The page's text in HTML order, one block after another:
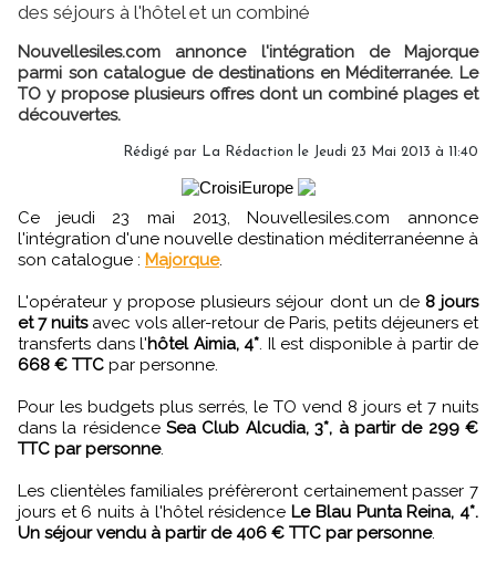
des séjours à l'hôtel et un combiné
Nouvellesiles.com annonce l'intégration de Majorque
parmi son catalogue de destinations en Méditerranée. Le
TO y propose plusieurs offres dont un combiné plages et
découvertes.
Rédigé par La Rédaction le Jeudi 23 Mai 2013 à 11:40
Ce jeudi 23 mai 2013, Nouvellesiles.com annonce
l'intégration d'une nouvelle destination méditerranéenne à
son catalogue : Majorque.
L'opérateur y propose plusieurs séjour dont un de 8 jours
et 7 nuitsavec vols aller-retour de Paris, petits déjeuners et
transferts dans l'hôtel Aimia, 4*. Il est disponible à partir de
668 € TTC par personne.
Pour les budgets plus serrés, le TO vend 8 jours et 7 nuits
dans la résidenceSea Club Alcudia, 3*, à partir de 299 €
TTC par personne.
Les clientèles familiales préfèreront certainement passer 7
jours et 6 nuits à l'hôtel résidence Le Blau Punta Reina, 4*.
Un séjour vendu à partir de 406 € TTC par personne.